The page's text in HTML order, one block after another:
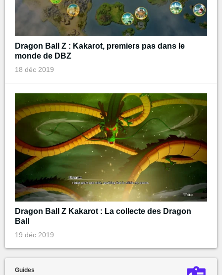
Dragon Ball Z : Kakarot, premiers pas dans le
monde de DBZ
18 déc 2019
Dragon Ball Z Kakarot : La collecte des Dragon
Ball
19 déc 2019
Guides